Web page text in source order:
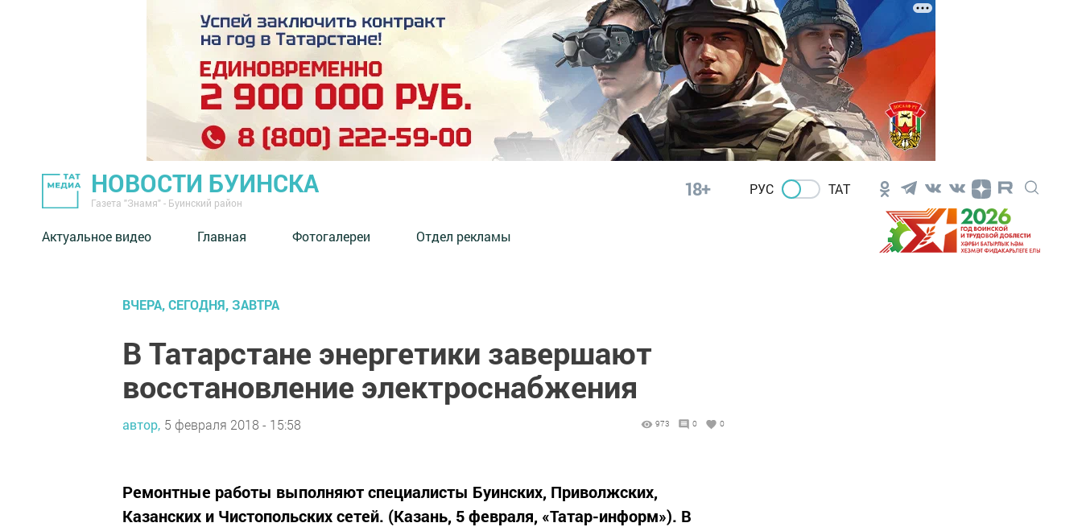
НОВОСТИ БУИНСКА
Газета "Знамя" - Буинский район
18+ РУС ТАТ
Актуальное видео Главная Фотогалереи Отдел рекламы
ВЧЕРА, СЕГОДНЯ, ЗАВТРА
В Татарстане энергетики завершают
восстановление электроснабжения
автор, 5 февраля 2018 - 15:58 973 0 0
Ремонтные работы выполняют специалисты Буинских, Приволжских,
Казанских и Чистопольских сетей. (Казань, 5 февраля, «Татар-информ»). В